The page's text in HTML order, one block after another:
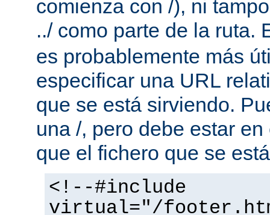
comienza con /), ni
../ como parte de la ruta.
es probablemente más
especificar una URL
que se está sirviendo.
una /, pero debe estar
que el fichero que se
<!--#include
virtual="/